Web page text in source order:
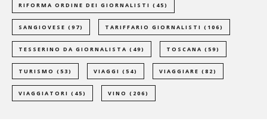
RIFORMA ORDINE DEI GIORNALISTI (45)
SANGIOVESE (97) TARIFFARIO GIORNALISTI (106)
TESSERINO DA GIORNALISTA (49) TOSCANA (59)
TURISMO (53) VIAGGI (54) VIAGGIARE (82)
VIAGGIATORI (45) VINO (206)